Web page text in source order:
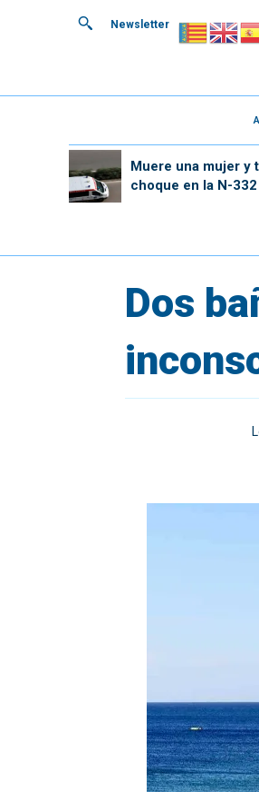
Newsletter
Muere una mujer y
choque en la N-
Dos